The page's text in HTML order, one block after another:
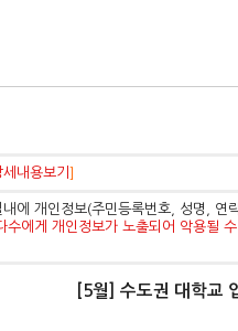
세내용보기 ]
에 개인정보(주민등록번호, 성명, 연
에게 개인정보가 노출되어 악용될
[5월] 수도권 대학교